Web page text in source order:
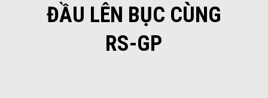
ĐẦU LÊN BỤC CÙNG
RS-GP